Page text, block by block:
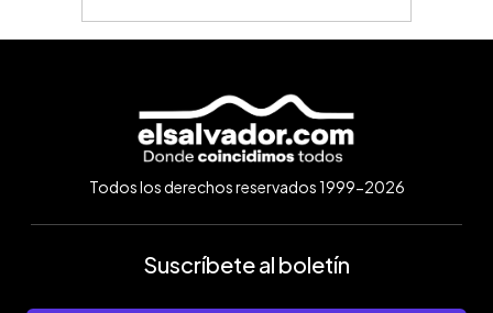
Todos los derechos reservados 1999-2026
Suscríbete al boletín